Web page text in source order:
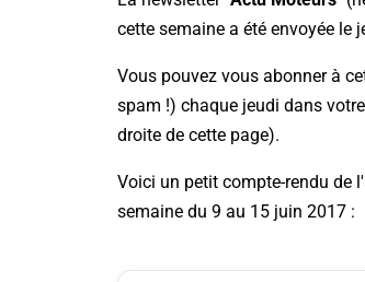
cette semaine a été envoyée le
Vous pouvez vous abonner à
spam !) chaque jeudi dans
droite de cette page).
Voici un petit compte-rendu de
semaine du 9 au 15 juin 2017 :